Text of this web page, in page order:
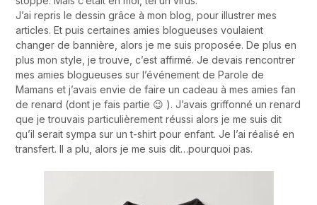
J’ai repris le dessin grâce à mon blog, pour illustrer mes
articles. Et puis certaines amies blogueuses voulaient
changer de bannière, alors je me suis proposée. De plus en
plus mon style, je trouve, c’est affirmé. Je devais rencontrer
mes amies blogueuses sur l’événement de Parole de
Mamans et j’avais envie de faire un cadeau à mes amies fan
de renard (dont je fais partie 😉 ). J’avais griffonné un renard
que je trouvais particulièrement réussi alors je me suis dit
qu’il serait sympa sur un t-shirt pour enfant. Je l’ai réalisé en
transfert. Il a plu, alors je me suis dit…pourquoi pas.